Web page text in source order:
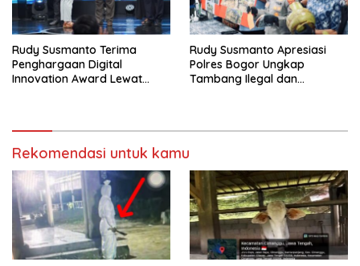
Rudy Susmanto Terima
Penghargaan Digital
Innovation Award Lewat
Rudy Susmanto Apresiasi
Polres Bogor Ungkap
Tambang Ilegal dan
Rekomendasi untuk kamu